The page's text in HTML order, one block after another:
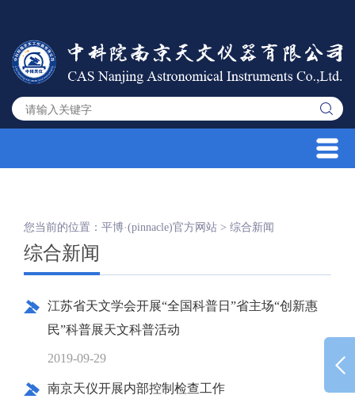
您当前的位置： 平博·(pinnacle)官方网站 > 综合新闻
综合新闻
江苏省天文学会开展“全国科普日”省主场“创新惠
民”科普展天文科普活动
2019-09-29
南京天仪开展内部控制检查工作